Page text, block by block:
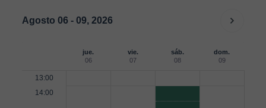
Agosto 06 - 09, 2026
jue.
06
vie.
07
sáb.
08
dom.
09
13:00
14:00